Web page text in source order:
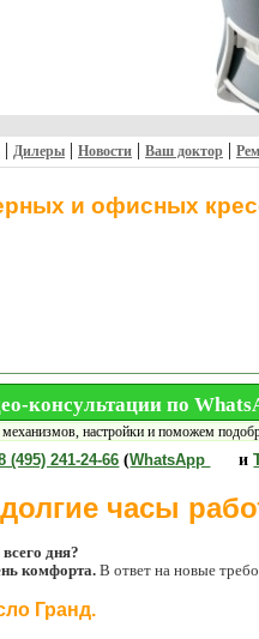
| Дилеры | Новости | Ваш доктор |
и офисных
консультации по
настройки и поможем
(495) 241-24-66 (WhatsApp и
часы
дня?
комфорта. В ответ на новые
Гранд.